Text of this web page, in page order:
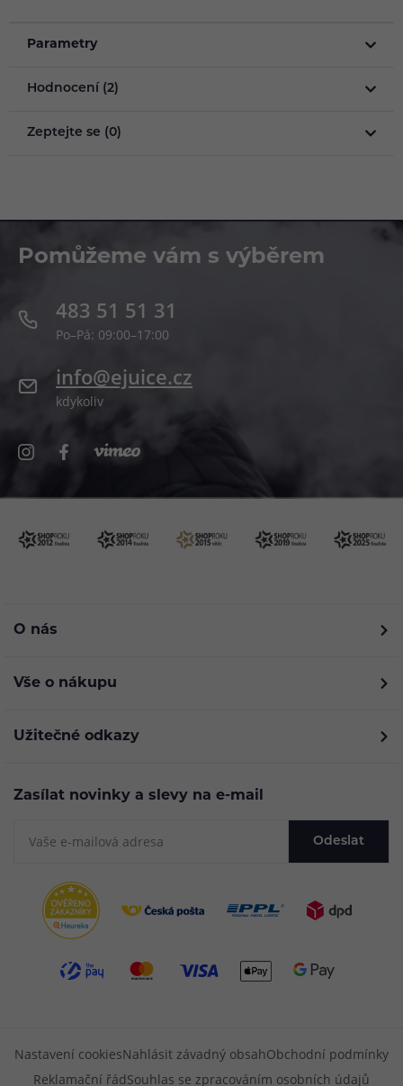
Parametry
Hodnocení (2)
Zeptejte se (0)
Pomůžeme vám s výběrem
483 51 51 31
Po–Pá: 09:00–17:00
info@ejuice.cz
kdykoliv
O nás
Vše o nákupu
Užitečné odkazy
Zasílat novinky a slevy na e-mail
Odeslat
Nastavení cookiesNahlásit závadný obsahObchodní podmínky
Reklamační řádSouhlas se zpracováním osobních údajů